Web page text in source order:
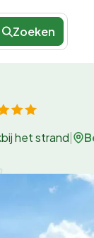
Zoeken
het strand